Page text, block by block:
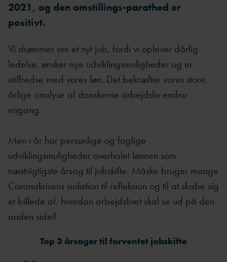
2021, og den omstillings-parathed er
positivt.
Vi drømmer om et nyt job, fordi vi oplever dårlig
ledelse, ønsker nye udviklingsmuligheder og er
utilfredse med vores løn. Det bekræfter vores store,
årlige analyse af danskerne arbejdsliv endnu
engang.
Men i år har personlige og faglige
udviklingsmuligheder overhalet lønnen som
næstvigtigste årsag til jobskifte. Måske bruger mange
Coranakrisens isolation til refleksion og til at skabe sig
et billede af, hvordan arbejdslivet skal se ud på den
anden side?
Top 3 årsager til forventet jobskifte